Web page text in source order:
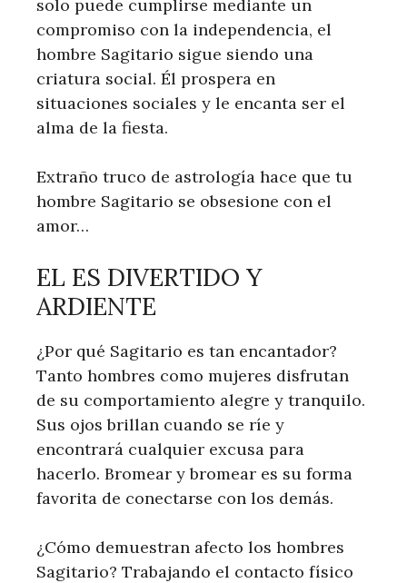
solo puede cumplirse mediante un
compromiso con la independencia, el
hombre Sagitario sigue siendo una
criatura social. Él prospera en
situaciones sociales y le encanta ser el
alma de la fiesta.
Extraño truco de astrología hace que tu
hombre Sagitario se obsesione con el
amor…
EL ES DIVERTIDO Y
ARDIENTE
¿Por qué Sagitario es tan encantador?
Tanto hombres como mujeres disfrutan
de su comportamiento alegre y tranquilo.
Sus ojos brillan cuando se ríe y
encontrará cualquier excusa para
hacerlo. Bromear y bromear es su forma
favorita de conectarse con los demás.
¿Cómo demuestran afecto los hombres
Sagitario? Trabajando el contacto físico